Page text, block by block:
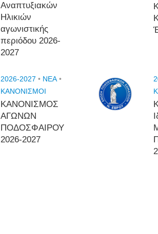
Αναπτυξιακών
Ηλικιών
αγωνιστικής
περιόδου 2026-
2027
2026-2027 • NEA •
ΚΑΝΟΝΙΣΜΟΙ
ΚΑΝΟΝΙΣΜΟΣ
ΑΓΩΝΩΝ
ΠΟΔΟΣΦΑΙΡΟΥ
2026-2027